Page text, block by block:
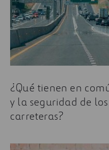
¿Qué tienen en
y la seguridad de
carreteras?